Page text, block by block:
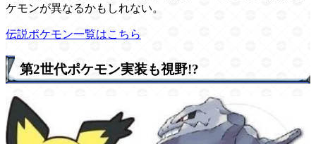
ケモンが異なるかもしれない。
伝説ポケモン一覧はこちら
第2世代ポケモン実装も視野!?